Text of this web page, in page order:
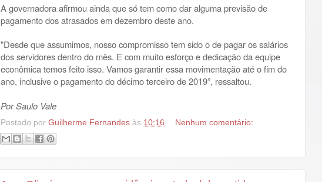
A governadora afirmou ainda que só tem como dar alguma previsão de
pagamento dos atrasados em dezembro deste ano.
"Desde que assumimos, nosso compromisso tem sido o de pagar os salários
dos servidores dentro do mês. E com muito esforço e dedicação da equipe
econômica temos feito isso. Vamos garantir essa movimentação até o fim do
ano, inclusive o pagamento do décimo terceiro de 2019”, ressaltou.
Por Saulo Vale
Postado por Guilherme Fernandes às 10:16 Nenhum comentário: